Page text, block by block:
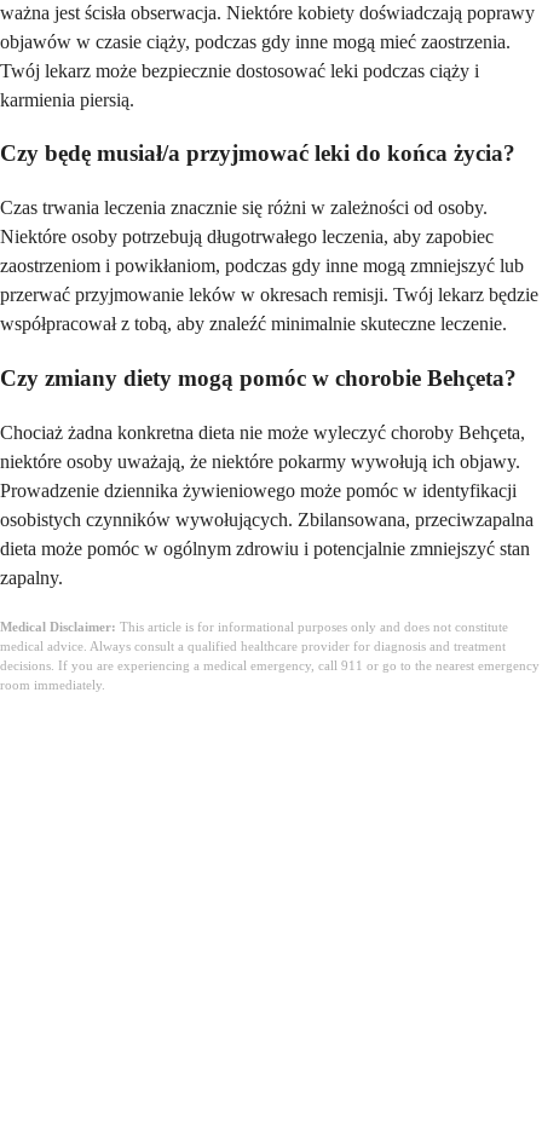
ważna jest ścisła obserwacja. Niektóre kobiety doświadczają poprawy
objawów w czasie ciąży, podczas gdy inne mogą mieć zaostrzenia.
Twój lekarz może bezpiecznie dostosować leki podczas ciąży i
karmienia piersią.
Czy będę musiał/a przyjmować leki do końca życia?
Czas trwania leczenia znacznie się różni w zależności od osoby.
Niektóre osoby potrzebują długotrwałego leczenia, aby zapobiec
zaostrzeniom i powikłaniom, podczas gdy inne mogą zmniejszyć lub
przerwać przyjmowanie leków w okresach remisji. Twój lekarz będzie
współpracował z tobą, aby znaleźć minimalnie skuteczne leczenie.
Czy zmiany diety mogą pomóc w chorobie Behçeta?
Chociaż żadna konkretna dieta nie może wyleczyć choroby Behçeta,
niektóre osoby uważają, że niektóre pokarmy wywołują ich objawy.
Prowadzenie dziennika żywieniowego może pomóc w identyfikacji
osobistych czynników wywołujących. Zbilansowana, przeciwzapalna
dieta może pomóc w ogólnym zdrowiu i potencjalnie zmniejszyć stan
zapalny.
Medical Disclaimer: This article is for informational purposes only and does not constitute
medical advice. Always consult a qualified healthcare provider for diagnosis and treatment
decisions. If you are experiencing a medical emergency, call 911 or go to the nearest emergency
room immediately.